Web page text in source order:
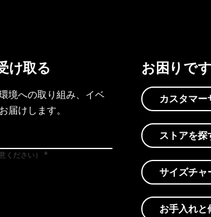
け取る
境への取り組み、イベ
届けします。
ください）
お困りで
カスタマー
ストアを探
サイズチャ
お手入れと